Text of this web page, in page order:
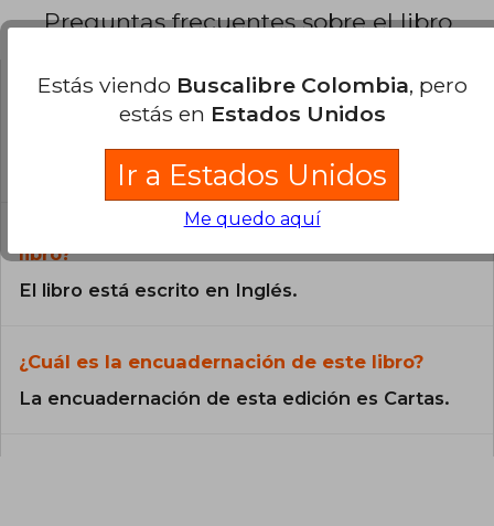
Preguntas frecuentes sobre el libro
¿El libro es original?
catálogo son Originales.
¿En qué Idioma está escrito el
libro?
El libro está escrito en Inglés.
¿Cuál es la encuadernación de este libro?
La encuadernación de esta edición es Cartas.
Estás viendo Buscalibre Colombia, pero
estás en Estados Unidos
Ir a Estados Unidos
Me quedo aquí